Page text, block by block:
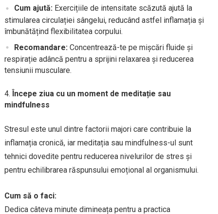
Cum ajută:Exercițiile de intensitate scăzută ajută la
stimularea circulației sângelui, reducând astfel inflamația și
îmbunătățind flexibilitatea corpului.
Recomandare: Concentrează-te pe mișcări fluide și
respirație adâncă pentru a sprijini relaxarea și reducerea
tensiunii musculare.
Începe ziua cu un moment de meditație sau
mindfulness
Stresul este unul dintre factorii majori care contribuie la
inflamația cronică, iar meditația sau mindfulness-ul sunt
tehnici dovedite pentru reducerea nivelurilor de stres și
pentru echilibrarea răspunsului emoțional al organismului.
Cum să o faci:
Dedica câteva minute dimineața pentru a practica